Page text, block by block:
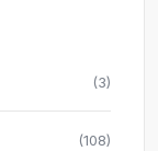
(3)
(108)